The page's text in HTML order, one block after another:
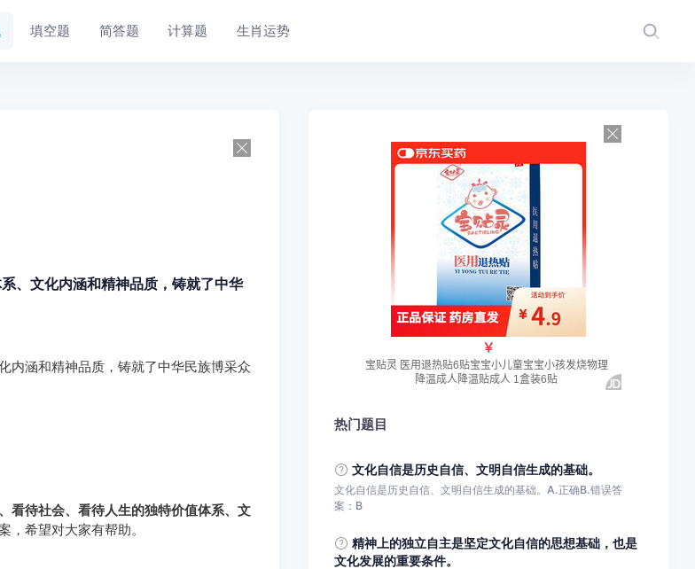
填空题 简答题 计算题 生肖运势
、文化内涵和精神品质，铸就了中华
内涵和精神品质，铸就了中华民族博采众
看待社会、看待人生的独特价值体系、文
，希望对大家有帮助。
热门题目
文化自信是历史自信、文明自信生成的基础。
文化自信是历史自信、文明自信生成的基础。A.正确B.错误答
案：B
精神上的独立自主是坚定文化自信的思想基础，也是
文化发展的重要条件。